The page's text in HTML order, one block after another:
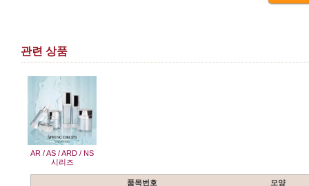
관련 상품
AR / AS / ARD / NS
시리즈
품목번호
모양